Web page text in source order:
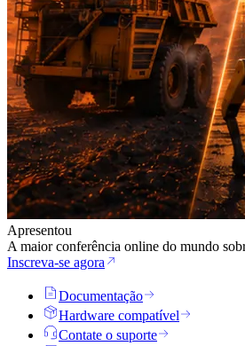
Apresentou
A maior conferência online do mundo
Inscreva-se agora
Documentação
Hardware compatível
Contate o suporte